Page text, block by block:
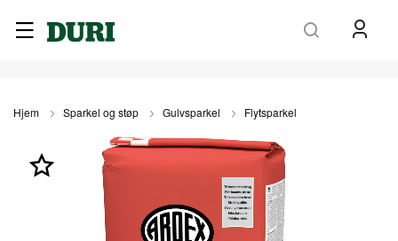
Hjem Sparkel og støp Gulvsparkel Flytsparkel
slutten